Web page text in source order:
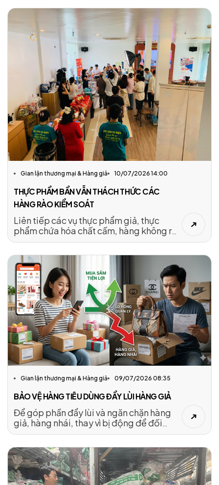
hàng xâm phạm quyền sở hữu trí tuệ,
hàng không rõ nguồn gốc xuất xứ trên địa
bàn tỉnh.
Gian lận thương mại & Hàng giả 10/07/2026 14:00
THỰC PHẨM BẨN VẪN THÁCH THỨC CÁC
HÀNG RÀO KIỂM SOÁT
Liên tiếp các vụ thực phẩm giả, thực
phẩm chứa hóa chất cấm, hàng không rõ
nguồn gốc bị phát hiện trong 6 tháng đầu
thực phẩm bẩn vẫn chưa hạ nhiệt, đòi hỏi
những giải pháp mạnh hơn từ quản lý đến
giám sát thị trường để bảo vệ sức khỏe
người dân.
Gian lận thương mại & Hàng giả 09/07/2026 08:35
BẢO VỆ HÀNG TIÊU DÙNG ĐẨY LÙI HÀNG GIẢ
Để góp phần đẩy lùi và ngăn chặn hàng
giả, hàng nhái, thay vì bị động để đối
phó, các doanh nghiệp cần xây dựng giải